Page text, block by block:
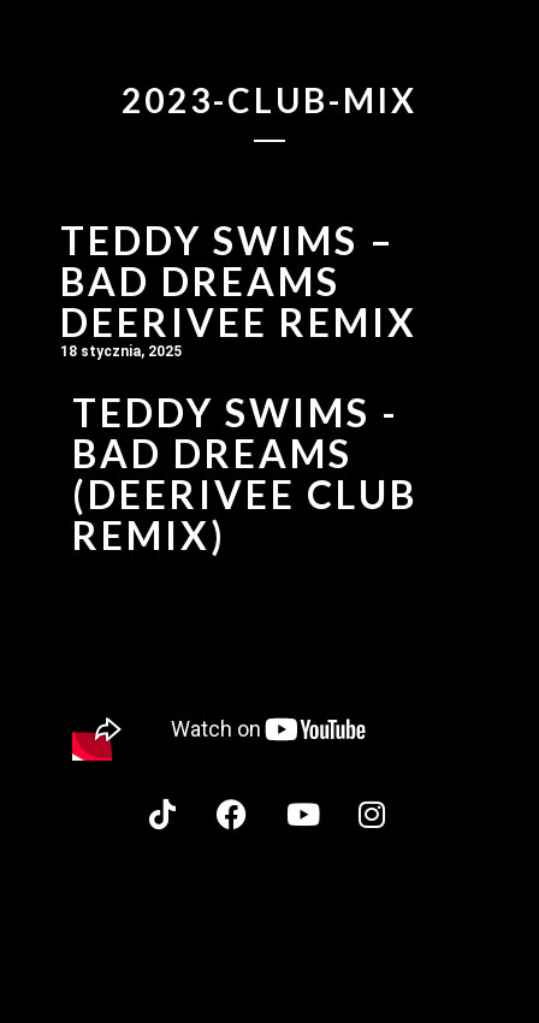
2023-CLUB-MIX
TEDDY SWIMS –
BAD DREAMS
DEERIVEE REMIX
18 stycznia, 2025
TEDDY SWIMS -
BAD DREAMS
(DEERIVEE CLUB
REMIX)